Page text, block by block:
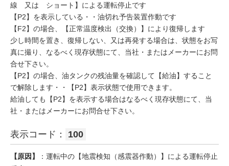
線 又は ショート】による運転停止です
【P2】を表示している・・油切れ予告装置作動です
【F2】の場合、【正常温度検出（交換）】により復帰します
少し時間を置き、復帰しない、又は再発する場合は、状態をお写
真に撮り、なるべく現存状態にて、当社・またはメーカーにお問
合せ下さい。
【P2】の場合、油タンクの残油量を確認して【給油】すること
で解除します・・【P2】表示状態で使用できます。
給油しても【P2】を表示する場合はなるべく現存状態にて、当
社・またはメーカーにお問合せ下さい。
表示コード： 100
【原因】
：運転中の【地震検知（感震器作動）】による運転停止